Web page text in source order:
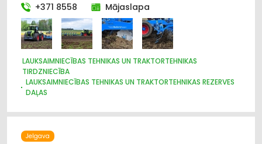
+371 8558 Mājaslapa
LAUKSAIMNIECĪBAS TEHNIKAS UN TRAKTORTEHNIKAS
TIRDZNIECĪBA
LAUKSAIMNIECĪBAS TEHNIKAS UN TRAKTORTEHNIKAS REZERVES
DAĻAS
LABOŠANA, REMONTS
IEKRAUŠANAS UN IZKRAUŠANAS TEHNIKA
Jelgava